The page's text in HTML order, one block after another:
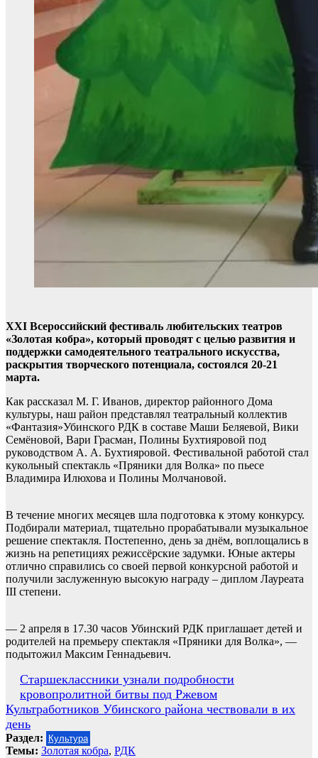
ХХI Всероссийский фестиваль любительских театров
«Золотая кобра», который проводят с целью развития и
поддержки самодеятельного театрального искусства,
раскрытия творческого потенциала, состоялся 20-21
марта.
Как рассказал М. Г. Иванов, директор районного Дома
культуры, наш район представлял театральный коллектив
«Фантазия»Убинского РДК в составе Маши Беляевой, Вики
Семёновой, Вари Грасман, Полины Бухтияровой под
руководством А. А. Бухтияровой. Фестивальной работой стал
кукольный спектакль «Пряники для Волка» по пьесе
Владимира Илюхова и Полины Молчановой.
В течение многих месяцев шла подготовка к этому конкурсу.
Подбирали материал, тщательно прорабатывали музыкальное
решение спектакля. Постепенно, день за днём, воплощались в
жизнь на репетициях режиссёрские задумки. Юные актеры
отлично справились со своей первой конкурсной работой и
получили заслуженную высокую награду – диплом Лауреата
III степени.
— 2 апреля в 17.30 часов Убинский РДК приглашает детей и
родителей на премьеру спектакля «Пряники для Волка», —
подытожил Максим Геннадьевич.
Навигация
по
записям
Старшеклассники узнали подробности
кровопролитной битвы под Ржевом
Культработников Убинского района чествовали в их
день
Раздел: Культура
Темы: Золотая кобра, РДК